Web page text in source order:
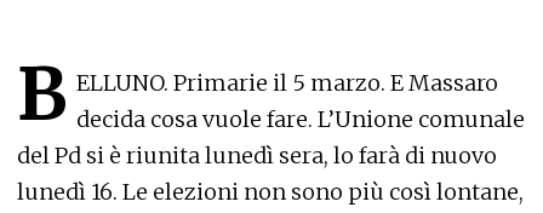
B ELLUNO. Primarie il 5 marzo. E Massaro
decida cosa vuole fare. L’Unione comunale
del Pd si è riunita lunedì sera, lo farà di nuovo
lunedì 16. Le elezioni non sono più così lontane,